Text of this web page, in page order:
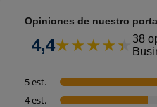
Opiniones de nuestro
4,4
38
5 est.
4 est.